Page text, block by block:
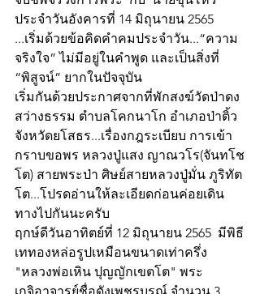
ประจำวันอังคารที่ 14 มิถุนายน 2565
...เริ่มด้วยข้อคิดคำคมประจำวัน...“ความ
จริงใจ” ไม่มีอยู่ในคำพูด และเป็นสิ่งที่
“พิสูจน์” ยากในปัจจุบัน
เริ่มกันด้วยประกาศจากที่พักสงฆ์วัดป่าดง
สว่างธรรม ตำบลโคกนาโก อำเภอป่าติ้ว
จังหวัดยโสธร...เรื่องกฎระเบียบ การเข้า
กราบขอพร หลวงปู่แสง ญาณวโร(จันทโช
โต) สายพระป่า ศิษย์สายหลวงปู่มั่น ภูริทัต
โต...โปรดอ่านให้ละเอียดก่อนค่อยเดิน
ทางไปกันนะครับ
ฤกษ์ดีวันอาทิตย์ที่ 12 มิถุนายน 2565  มีพิธี
เททองหล่อรูปเหมือนขนาดเท่าครึ่ง
"หลวงพ่อเหิน ปุญญักเขตโต" พระ